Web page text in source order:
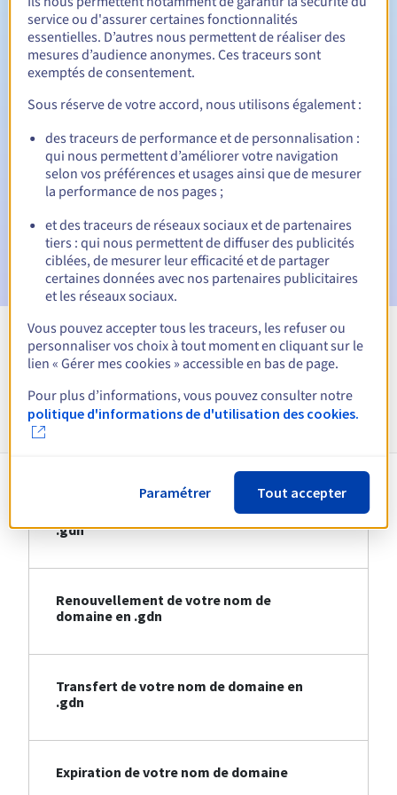
Période de rédemption 30 jours
Notifications automatiques :
Emails d'avertissement : 60, 30, 15, 7 et 3 jours avant la
date d'échéance
Email le jour de l'expirationpour notification de la
suspension du nom de domaine
Email après la Redemption Grace Periodpour notification
de la suppression du nom de domaine
Voir toutes les extensions
Informations sur le .gdn
Création de votre nom de domaine en
.gdn
Renouvellement de votre nom de
domaine en .gdn
Transfert de votre nom de domaine en
.gdn
Expiration de votre nom de domaine
service ou d'assurer certaines fonctionnalités
essentielles. D’autres nous permettent de réaliser des
mesures d’audience anonymes. Ces traceurs sont
exemptés de consentement.
Sous réserve de votre accord, nous utilisons également :
des traceurs de performance et de personnalisation :
qui nous permettent d’améliorer votre navigation
selon vos préférences et usages ainsi que de mesurer
la performance de nos pages ;
et des traceurs de réseaux sociaux et de partenaires
tiers : qui nous permettent de diffuser des publicités
ciblées, de mesurer leur efficacité et de partager
certaines données avec nos partenaires publicitaires
et les réseaux sociaux.
Vous pouvez accepter tous les traceurs, les refuser ou
personnaliser vos choix à tout moment en cliquant sur le
lien « Gérer mes cookies » accessible en bas de page.
Pour plus d’informations, vous pouvez consulter notre
politique d'informations de d'utilisation des cookies.
Paramétrer Tout accepter